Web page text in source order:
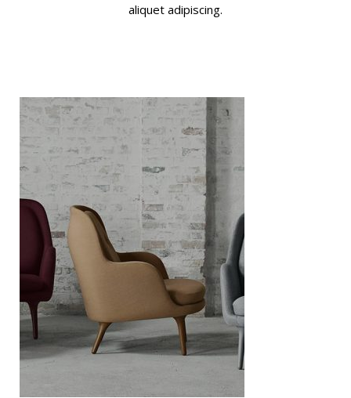
aliquet adipiscing.